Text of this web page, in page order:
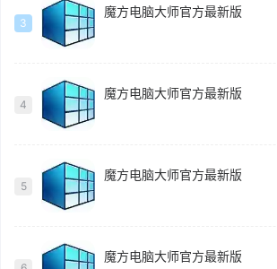
3
魔方电脑大师官方最新版
4
魔方电脑大师官方最新版
5
魔方电脑大师官方最新版
魔方电脑大师官方最新版